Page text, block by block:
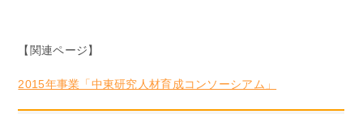
【関連ページ】
2015年事業「中東研究人材育成コンソーシアム」